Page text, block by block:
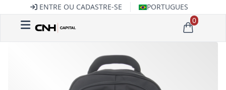
ENTRE OU CADASTRE-SE
PORTUGUES
0